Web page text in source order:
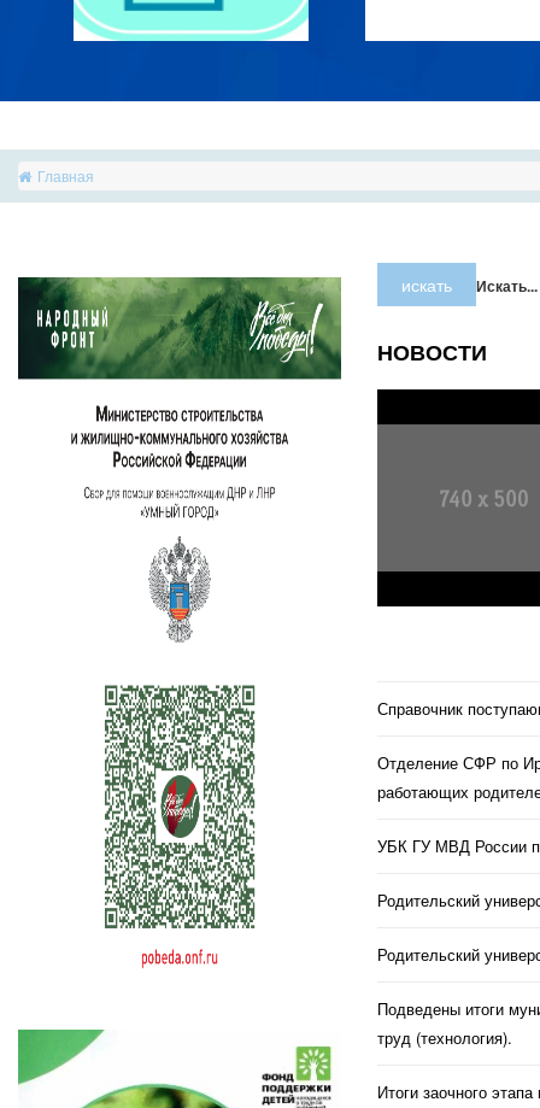
Главная
искать Искать...
НОВОСТИ
Справочник
Отделение СФР по
работающих
УБК ГУ МВД России
Родительский
Родительский
Подведены итоги
труд (технология).
Итоги заочного